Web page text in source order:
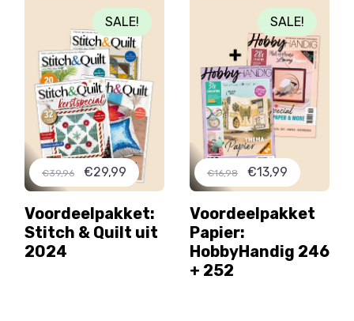
SALE!
€39,96 €29,99
Voordeelpakket:
Stitch & Quilt uit
2024
SALE!
€16,98 €13,99
Voordeelpakket
Papier:
HobbyHandig 246
+ 252